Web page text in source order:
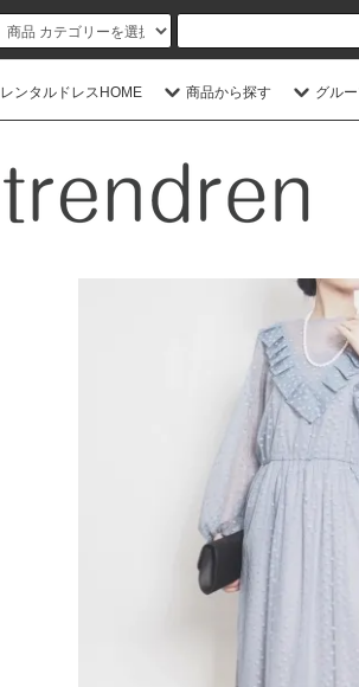
レンタルドレスHOME 商品から探す グル